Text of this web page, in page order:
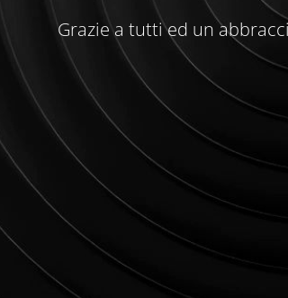
Grazie a tutti ed un